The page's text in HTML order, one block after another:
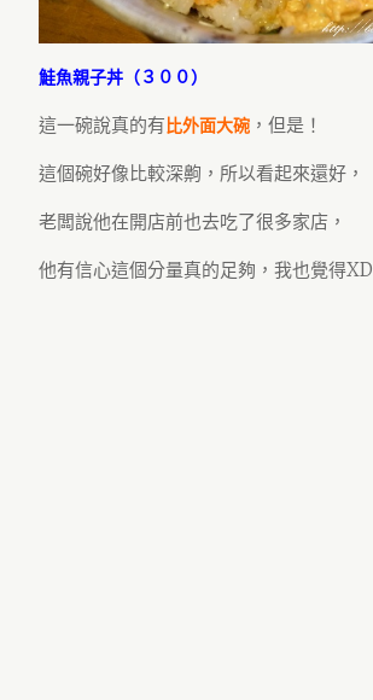
鮭魚親子丼（３００）
這一碗說真的有 比外面大碗 ，但是！
這個碗好像比較深齁，所以看起來還好，
老闆說他在開店前也去吃了很多家店，
他有信心這個分量真的足夠，我也覺得XD